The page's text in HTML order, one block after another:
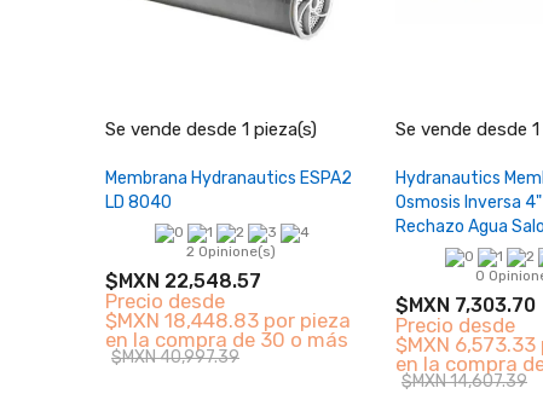
Se vende desde 1 pieza(s)
− +
Añadir al carrito
Membrana Hydranautics ESPA2
LD 8040
2 Opinione(s)
$MXN 22,548.57
Precio desde
$MXN 18,448.83 por pieza
en la compra de 30 o más
$MXN 40,997.39
Se vende desde
−
Añadir al
Hydranautics
Osmosis Inversa
Rechazo Agua
0
$MXN 7,303.70
Precio desde
$MXN 6,573.33
en la compra
$MXN 14,607.39